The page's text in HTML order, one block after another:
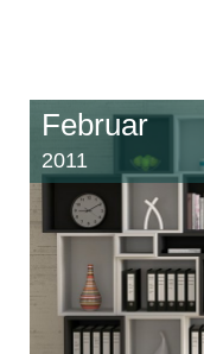
Februar
2011